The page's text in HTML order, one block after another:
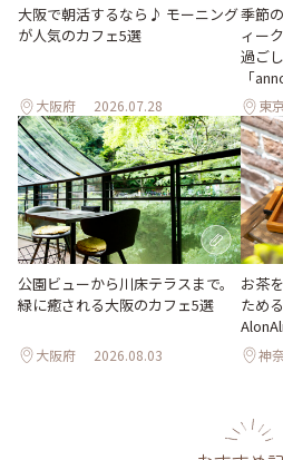
大阪で朝活するなら♪ モーニング
が人気のカフェ5選
大阪府 2026.07.28
季節
ィー
過ご
「
東
公園ビューから川床テラスまで。
緑に癒される大阪のカフェ5選
大阪府 2026.08.03
お茶
ため
神